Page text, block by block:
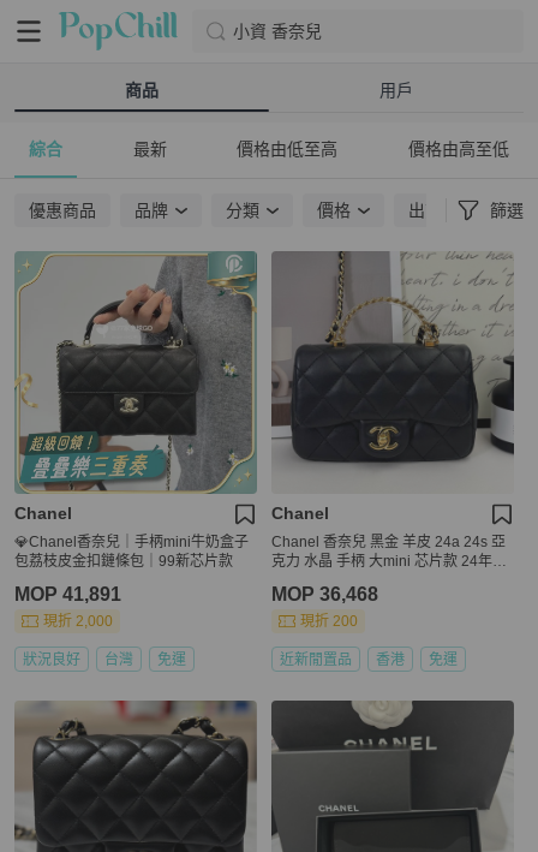
小資 香奈兒
商品 用戶
綜合 最新 價格由低至高 價格由高至低
優惠商品 品牌 分類 價格 出貨地點 篩選
Chanel
💎Chanel香奈兒｜手柄mini牛奶盒子
包荔枝皮金扣鏈條包｜99新芯片款
MOP 41,891
現折 2,000
狀況良好 台灣 免運
Chanel
Chanel 香奈兒 黑金 羊皮 24a 24s 亞
克力 水晶 手柄 大mini 芯片款 24年購
MOP 36,468
現折 200
近新閒置品 香港 免運